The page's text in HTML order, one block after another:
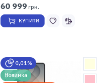
60 999 грн.
КУПИТИ
0,01%
Новинка